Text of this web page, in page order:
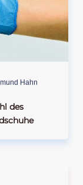
Hahn
des